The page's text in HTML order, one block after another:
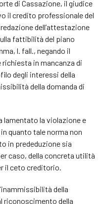
di Cassazione, il giudice
il credito professionale del
dell’attestazione
fattibilità del piano
l. fall., negando il
in mancanza di
degli interessi della
della domanda di
lamentato la violazione e
in quanto tale norma non
in prededuzione sia
caso, della concreta utilità
il ceto creditorio.
della
riconoscimento della